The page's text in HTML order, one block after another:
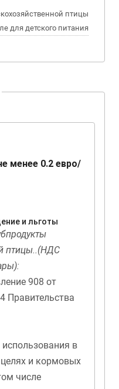
для детского питания
менее 0.2 евро/
и льготы
птицы..(НДС
908 от
Правительства
использования в
и кормовых
числе